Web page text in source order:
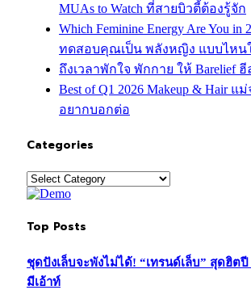
MUAs to Watch ที่สายบิวตี้ต้องรู้จัก
Which Feminine Energy Are You in
ทดสอบคุณเป็น พลังหญิง แบบไหน
ถึงเวลาพักใจ พักกาย ให้ Barelief
Best of Q1 2026 Makeup & Hair
อยากบอกต่อ
Categories
Categories
Top Posts
ชุดปังเล็บจะพังไม่ได้! “เทรนด์เล็บ” สุดฮิต
มีเอ้าท์